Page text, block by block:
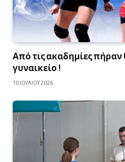
Από τις ακαδημίες πήραν
γυναικείο !
10 ΙΟΥΛΊΟΥ 2026